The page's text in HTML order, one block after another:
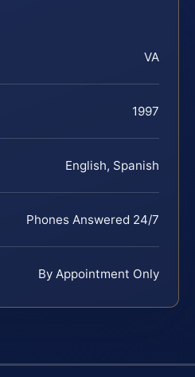
VA
1997
English, Spanish
Phones Answered 24/7
By Appointment Only